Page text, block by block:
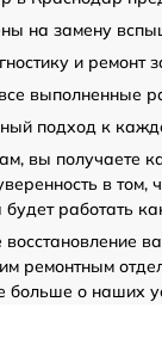
на замену
и ремонт
выполненные
подход к
вы получаете
в том,
будет работать
ремонтным
больше о наших